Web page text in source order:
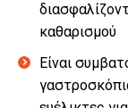
καθαρισμού
Είναι